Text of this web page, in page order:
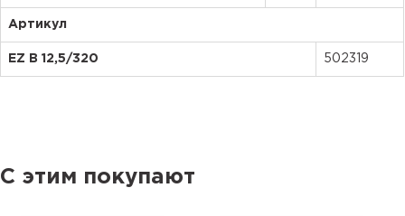
Артикул
EZ B 12,5/320 502319
С этим покупают